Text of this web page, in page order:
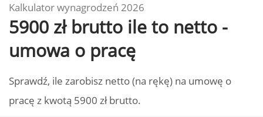
Kalkulator wynagrodzeń 2026
5900 zł brutto ile to netto -
umowa o pracę
Sprawdź, ile zarobisz netto (na rękę) na umowę o
pracę z kwotą 5900 zł brutto.